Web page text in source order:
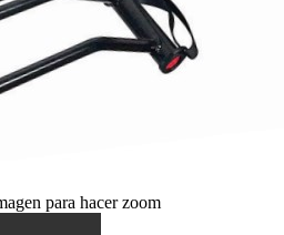
para hacer zoom